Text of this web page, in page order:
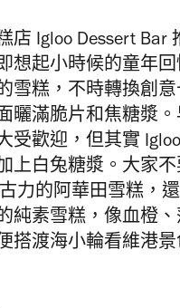
店 Igloo Dessert Bar
想起小時候的童年回
雪糕，不時轉換創
曬滿脆片和焦糖漿
受歡迎，但其實
上白兔糖漿。大家
力的阿華田雪糕，
純素雪糕，像血橙
搭渡海小輪看維港景